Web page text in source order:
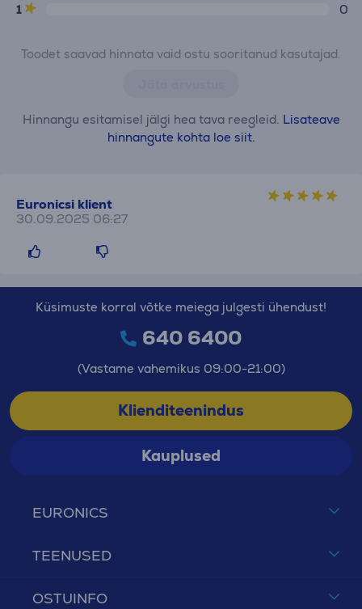
1
0
Toodet saavad hinnata vaid ostu sooritanud kasutajad.
Hinnangu esitamisel jälgi hea tava reegleid. Lisateave
hinnangute kohta loe siit.
Euronicsi klient
30.09.2025 06:27
EURONICS
TEENUSED
OSTUINFO
Küsimuste korral võtke meiega julgesti ühendust!
640 6400
(Vastame vahemikus 09:00-21:00)
Klienditeenindus
Kauplused